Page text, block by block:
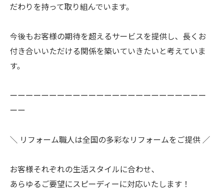
だわりを持って取り組んでいます。
今後もお客様の期待を超えるサービスを提供し、長くお
付き合いいただける関係を築いていきたいと考えていま
す。
ーーーーーーーーーーーーーーーーーーーーーーーーー
ーー
＼ リフォーム職人は全国の多彩なリフォームをご提供 ／
お客様それぞれの生活スタイルに合わせ、
あらゆるご要望にスピーディーに対応いたします！